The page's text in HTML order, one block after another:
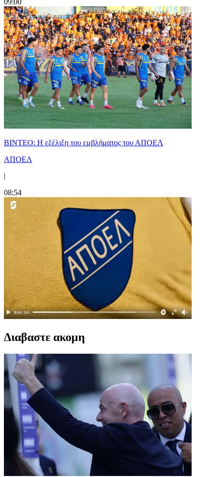
09:00
ΒΙΝΤΕΟ: Η εξέλιξη του εμβλήματος του ΑΠΟΕΛ
ΑΠΟΕΛ
|
08:54
Διαβαστε ακομη